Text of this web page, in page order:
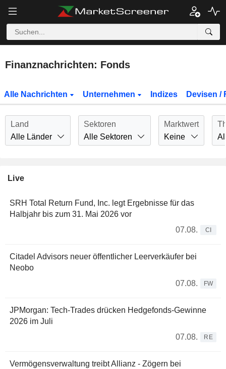
Finanznachrichten: Fonds
Alle Nachrichten Unternehmen Indizes Devisen /
Land
Alle Länder
Sektoren
Alle Sektoren
Marktwert
Keine
Live
SRH Total Return Fund, Inc. legt Ergebnisse für das
Halbjahr bis zum 31. Mai 2026 vor
07.08.
CI
Citadel Advisors neuer öffentlicher Leerverkäufer bei
Neobo
07.08.
FW
JPMorgan: Tech-Trades drücken Hedgefonds-Gewinne
2026 im Juli
07.08.
RE
Vermögensverwaltung treibt Allianz - Zögern bei